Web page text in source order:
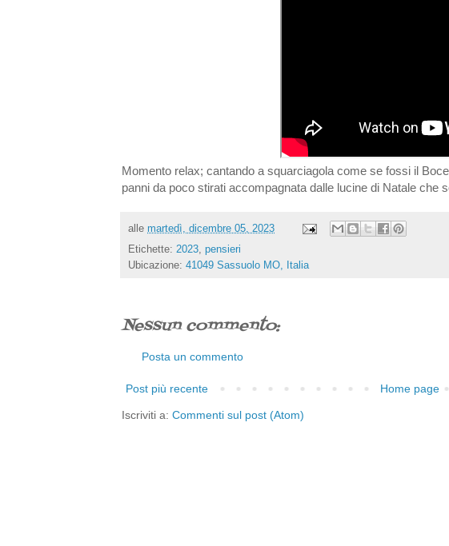
Momento relax; cantando a squarciagola come se fossi il
panni da poco stirati accompagnata dalle lucine di Natale che
alle martedì, dicembre 05, 2023
Etichette: 2023, pensieri
Ubicazione: 41049 Sassuolo MO, Italia
Nessun commento:
Posta un commento
Post più recente Home page
Iscriviti a: Commenti sul post (Atom)